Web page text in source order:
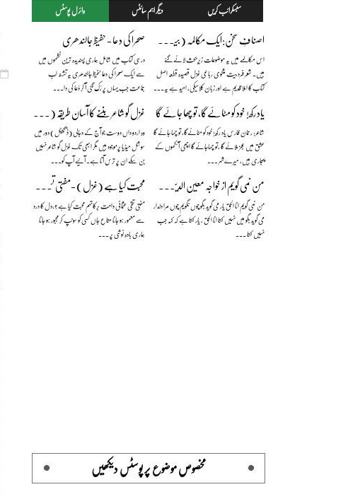
وائرل پوسٹس دیگر اہم سائٹس سبسکرائب کریں
صحرا کی دعا - حفیظ جالندھری
درسی کتاب میں شامل ہماری پسندیدہ ترین نظموں میں
سے ایک صحرا کی دعا حفیظ جالندھری یہ تشنہ لَب
جماعت جب یہاں پر رُک گئی آ کر دُعا کی دا...
اصنافِ سخن:ایک مکالمہ (بیت،قطعہ،رباعی،غزل) — بیج ناتھ سہائے فگارؔ
اس مکالمے میں یہ موضوعات زیرِ بحث لائے گئے
ہیں۔ شعر فرد بیت مثنوی رباعی غزل قصیدہ قطعہ اصل
کتاب کا املا قدیم ہے اور زبان کلاسیکی، امید ہے یہ...
غزل گو شاعر بننے کا آسان طریقہ (مزاحیہ) — نعمان علی خان
وہ اردو داں دوست جو آج کے دجالی (ڈیجیٹل) دور میں
سوشل میڈیا پرموجود ہیں مگر ابھی تک غزل گو شاعر نہیں
بن سکے ان پر ترس آتا ہے۔ آئیے آپ کو...
یاد رکھ! خود کو مٹائےگا، تو چھا جائے گا
شاعر: رحمان فارس یاد رکھ! خود کو مٹائےگا، تو چھا جائے گا
عشق میں عجز ملائے گا ،تو چھاجائے گا اچھی آنکھوں کے
پجاری ہیں، میرےشہر ...
محبت کیا ہے (غزل) -مفتی تقی عثمانی دامت برکاتہم
مفتی تقی عثمانی دامت برکاتہم محبت کیا ہے ؟،دل کا درد
سے معمور ہو جانا متاعِ جاں کسی کو سونپ کر مجبور ہو جانا
ہماری بادہ نوشی پر ...
من نمی گویم از خواجہ معین الدین چشتیؒ (مع منظوم اردو ترجمہ)
من نمی گویم انا الحق یار می گوید بگو چوں نگویم چوں مرا دلدار
می گوید بگو میں نہیں کہتا انا الحق ، یار کہتا ہے کہ کہہ جب
نہیں کہتا ...
مخصوص موضوع پر پوسٹس دیکھیں